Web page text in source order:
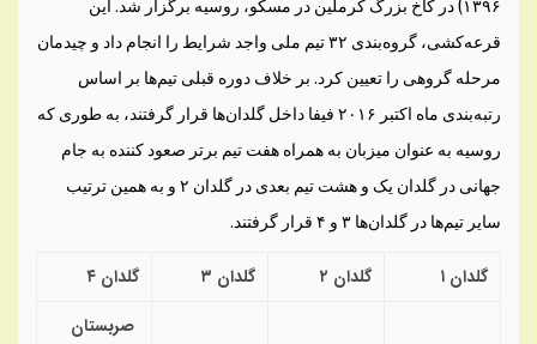
۱۳۹۶) در کاخ بزرگ کرملین در مسکو، روسیه برگزار شد. این
قرعه‌کشی، گروه‌بندی ۳۲ تیم ملی واجد شرایط را انجام داد و چیدمان
مرحله گروهی را تعیین کرد. بر خلاف دوره قبلی تیم‌ها بر اساس
رتبه‌بندی ماه اکتبر ۲۰۱۶ فیفا داخل گلدان‌ها قرار گرفتند، به طوری که
روسیه به عنوان میزبان به همراه هفت تیم برتر صعود کننده به جام
جهانی در گلدان یک و هشت تیم بعدی در گلدان ۲ و به همین ترتیب
سایر تیم‌ها در گلدان‌ها ٣ و ۴ قرار گرفتند.
گلدان ۱ گلدان ۲ گلدان ۳ گلدان ۴
صربستان